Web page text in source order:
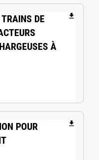
DE
À
file_download
POUR
file_download